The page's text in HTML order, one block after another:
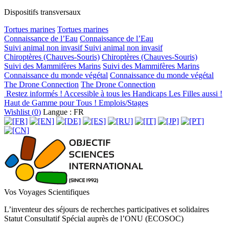
Dispositifs transversaux
Tortues marines Tortues marines
Connaissance de l’Eau Connaissance de l’Eau
Suivi animal non invasif Suivi animal non invasif
Chiroptères (Chauves-Souris) Chiroptères (Chauves-Souris)
Suivi des Mammifères Marins Suivi des Mammifères Marins
Connaissance du monde végétal Connaissance du monde végétal
The Drone Connection The Drone Connection
Restez informés ! Accessible à tous les Handicaps Les Filles aussi !
Haut de Gamme pour Tous ! Emplois/Stages
Wishlist (0) Langue : FR
Vos Voyages Scientifiques
L’inventeur des séjours de recherches participatives et solidaires
Statut Consultatif Spécial auprès de l’ONU (ECOSOC)